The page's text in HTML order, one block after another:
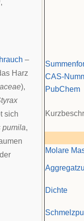
CAS-
PubChem
Molare
Dichte
,
–
Harz
),
sich
pumila,
der